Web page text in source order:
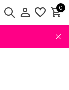
0